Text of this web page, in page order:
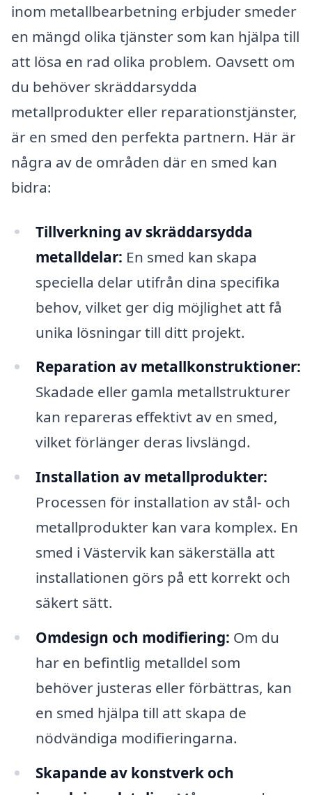
inom metallbearbetning erbjuder smeder
en mängd olika tjänster som kan hjälpa till
att lösa en rad olika problem. Oavsett om
du behöver skräddarsydda
metallprodukter eller reparationstjänster,
är en smed den perfekta partnern. Här är
några av de områden där en smed kan
bidra:
Tillverkning av skräddarsydda
metalldelar: En smed kan skapa
speciella delar utifrån dina specifika
behov, vilket ger dig möjlighet att få
unika lösningar till ditt projekt.
Reparation av metallkonstruktioner:
Skadade eller gamla metallstrukturer
kan repareras effektivt av en smed,
vilket förlänger deras livslängd.
Installation av metallprodukter:
Processen för installation av stål- och
metallprodukter kan vara komplex. En
smed i Västervik kan säkerställa att
installationen görs på ett korrekt och
säkert sätt.
Omdesign och modifiering: Om du
har en befintlig metalldel som
behöver justeras eller förbättras, kan
en smed hjälpa till att skapa de
nödvändiga modifieringarna.
Skapande av konstverk och